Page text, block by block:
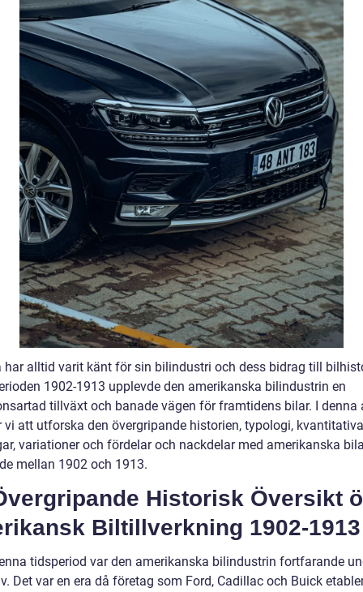
har alltid varit känt för sin bilindustri och dess bidrag till
1902-1913 upplevde den amerikanska bilindustrin en
tillväxt och banade vägen för framtidens bilar. I denna
vi att utforska den övergripande historien, typologi, kvantitativa
variationer och fördelar och nackdelar med amerikanska
mellan 1902 och 1913.
Historisk Översikt
Biltillverkning 1902-1913
tidsperiod var den amerikanska bilindustrin fortfarande
Det var en era då företag som Ford, Cadillac och Buick